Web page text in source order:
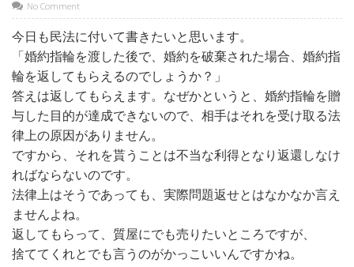
No Comment
今日も民法に付いて書きたいと思います。
「婚約指輪を渡した後で、婚約を破棄された場合、婚約指
輪を返してもらえるのでしょうか？」
答えは返してもらえます。なぜかというと、婚約指輪を贈
与した目的が達成できないので、相手はそれを受け取る法
律上の原因がありません。
ですから、それを貰うことは不当な利得となり返還しなけ
ればならないのです。
法律上はそうであっても、実際問題返せとはなかなか言え
ませんよね。
返してもらって、質屋にでも売りたいところですが、
捨ててくれとでも言うのがかっこいいんですかね。